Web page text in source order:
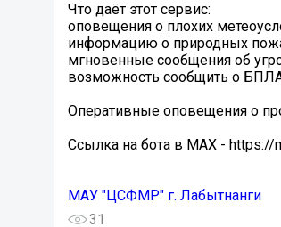
Что даёт этот сервис:
оповещения о плохих
информацию о природных
мгновенные сообщения об
возможность сообщить о
️Оперативные оповещения о
Ссылка на бота в MAX - https://
МАУ "ЦСФМР" г. Лабытнанги
31